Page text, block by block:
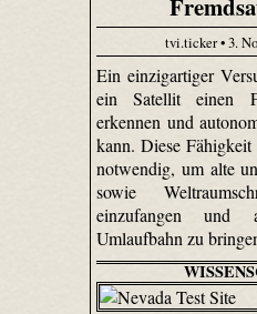
tvi.ticker • 3.
Ein einzigartiger
ein Satellit einen
erkennen und
kann. Diese
notwendig, um alte
sowie
einzufangen und
Umlaufbahn zu